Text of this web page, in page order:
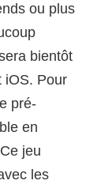
ou plus
bientôt
iOS. Pour
pré-
en
jeu
les